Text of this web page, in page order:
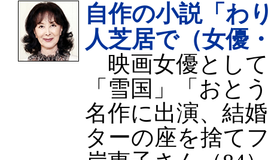
自作の小説「わ
人芝居で（女優
映画女優とし
「雪国」「おと
名作に出演、結
ターの座を捨て